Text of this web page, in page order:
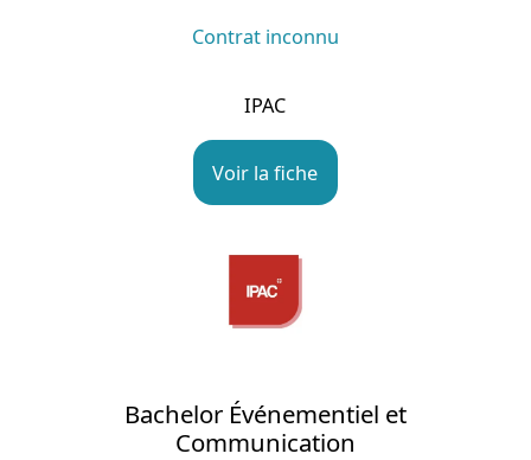
Contrat inconnu
IPAC
Voir la fiche
Bachelor Événementiel et
Communication